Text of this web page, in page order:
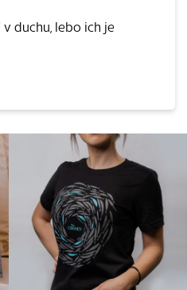
duchu, lebo ich je